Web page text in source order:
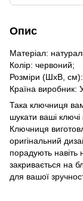
Опис
Матеріал:
Колір: червоний;
Розміри (ШхВ,
Країна виробник:
Така ключниця
шукати ваші
Ключниця
оригінальний
порадують навіть
закривається на
для вашої